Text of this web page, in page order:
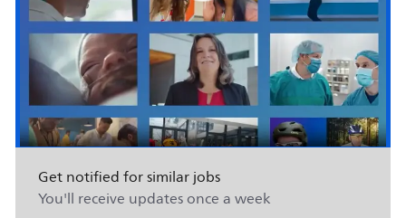
Get notified for similar jobs
You'll receive updates once a week